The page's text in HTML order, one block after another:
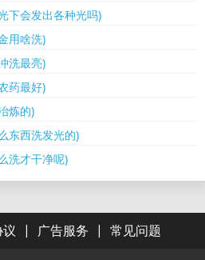
下会发出各种光吗)
用啥洗)
洗最亮)
药最好)
炼的)
东西洗发光的)
洗才干净呢)
| 广告服务 | 常见问题